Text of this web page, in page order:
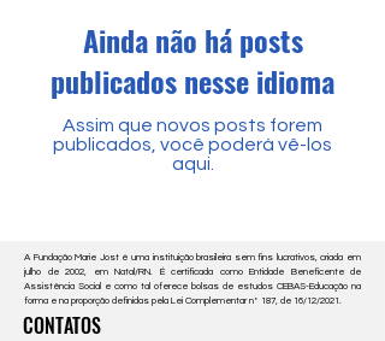
Ainda não há posts
publicados nesse idioma
Assim que novos posts forem
publicados, você poderá vê-los
aqui.
A Fundação Marie Jost é uma instituição brasileira sem fins lucrativos, criada em
julho de 2002, em Natal/RN. É certificada como Entidade Beneficente de
Assistência Social e como tal oferece bolsas de estudos CEBAS-Educação na
forma e na proporção definidas pela Lei Complementar nº 187, de 16/12/2021.
CONTATOS